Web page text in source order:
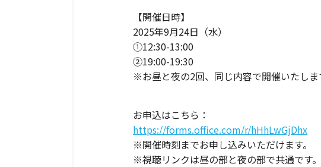
【開催日時】
2025年9月24日（水）
①12:30-13:00
②19:00-19:30
※お昼と夜の2回、同じ内容で開催いたしま
お申込はこちら：
https://forms.office.com/r/hHhLwGjDhx
※開催時刻までお申し込みいただけます。
※視聴リンクは昼の部と夜の部で共通です